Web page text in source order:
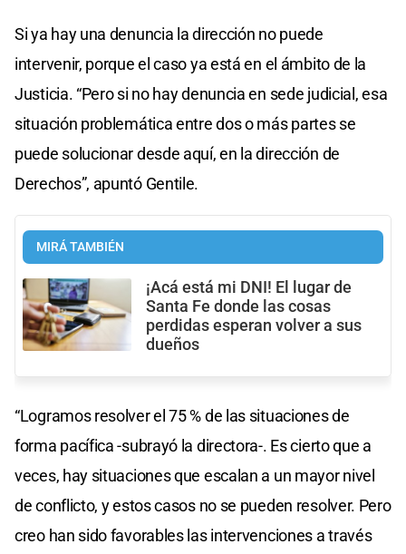
Si ya hay una denuncia la dirección no puede
intervenir, porque el caso ya está en el ámbito de la
Justicia. “Pero si no hay denuncia en sede judicial, esa
situación problemática entre dos o más partes se
puede solucionar desde aquí, en la dirección de
Derechos”, apuntó Gentile.
MIRÁ TAMBIÉN
¡Acá está mi DNI! El lugar de
Santa Fe donde las cosas
perdidas esperan volver a sus
dueños
“Logramos resolver el 75 % de las situaciones de
forma pacífica -subrayó la directora-. Es cierto que a
veces, hay situaciones que escalan a un mayor nivel
de conflicto, y estos casos no se pueden resolver. Pero
creo han sido favorables las intervenciones a través